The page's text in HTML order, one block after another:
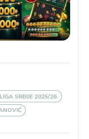
SRBIJE 2025/26.